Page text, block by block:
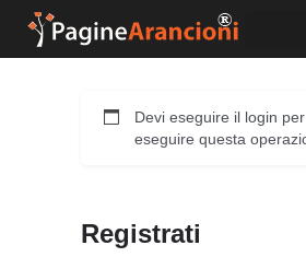
Devi eseguire il login
eseguire questa
Registrati